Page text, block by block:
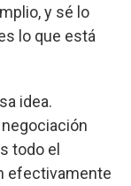
y sé lo
lo que está
idea.
todo el
efectivamente